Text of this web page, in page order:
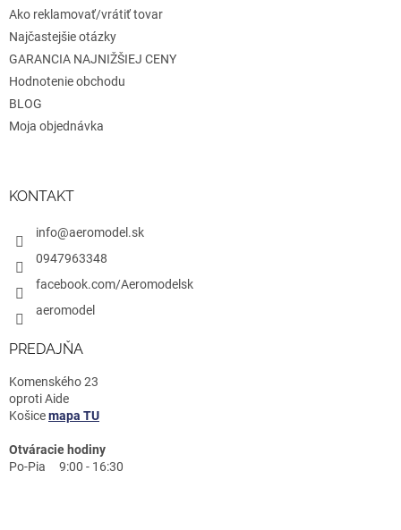
Ako reklamovať/vrátiť tovar
Najčastejšie otázky
GARANCIA NAJNIŽŠIEJ CENY
Hodnotenie obchodu
BLOG
Moja objednávka
KONTAKT
info@aeromodel.sk
0947963348
facebook.com/Aeromodelsk
aeromodel
PREDAJŇA
Komenského 23
oproti Aide
Košicemapa TU
Otváracie hodiny
Po-Pia 9:00 - 16:30